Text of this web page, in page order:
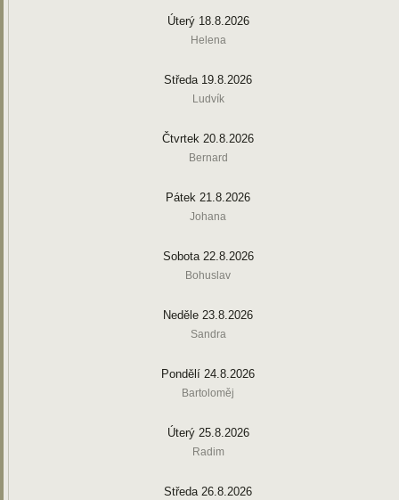
Úterý 18.8.2026
Helena
Středa 19.8.2026
Ludvík
Čtvrtek 20.8.2026
Bernard
Pátek 21.8.2026
Johana
Sobota 22.8.2026
Bohuslav
Neděle 23.8.2026
Sandra
Pondělí 24.8.2026
Bartoloměj
Úterý 25.8.2026
Radim
Středa 26.8.2026